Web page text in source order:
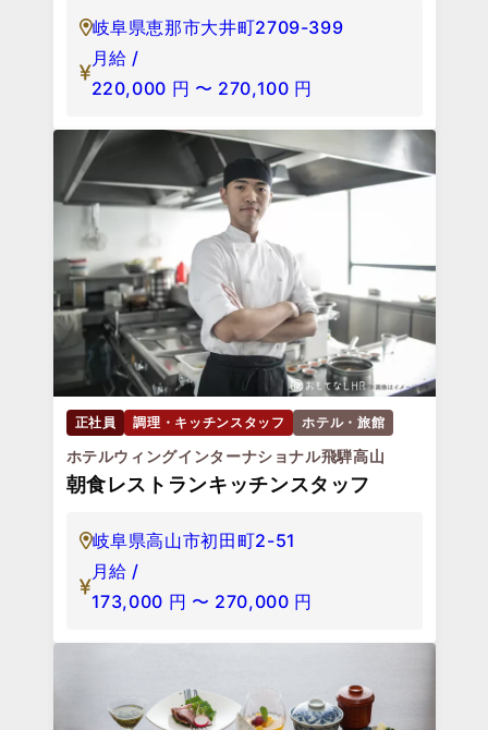
岐阜県恵那市大井町2709-399
月給 /
220,000 円 〜 270,100 円
正社員 調理・キッチンスタッフ ホテル・旅館
ホテルウィングインターナショナル飛騨高山
朝食レストランキッチンスタッフ
岐阜県高山市初田町2-51
月給 /
173,000 円 〜 270,000 円